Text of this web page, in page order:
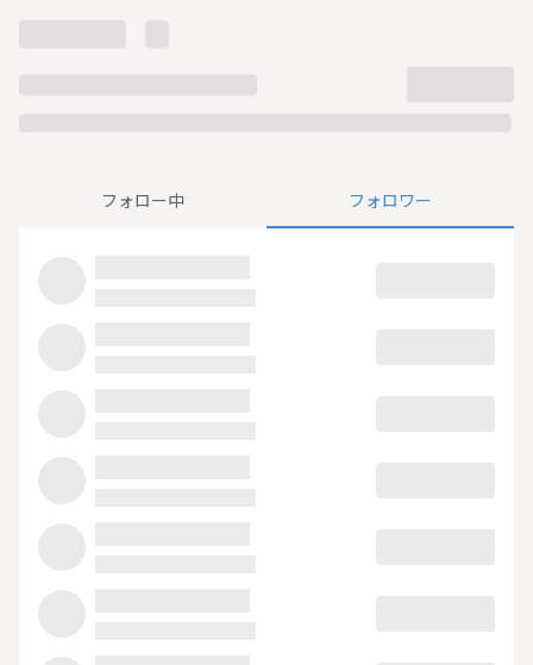
フォロー中 フォロワー